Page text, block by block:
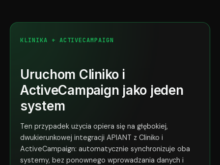
KLINIKA + ACTIVECAMPAIGN
Uruchom Cliniko i
ActiveCampaign jako jeden
system
Ten przypadek użycia opiera się na głębokiej,
dwukierunkowej integracji APIANT z Cliniko i
ActiveCampaign: automatycznie synchronizuje oba
systemy, bez ponownego wprowadzania danych i